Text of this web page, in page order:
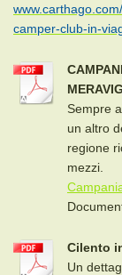
camper-club-in-
Sempre
un altro
regione
mezzi.
Cilento
Un